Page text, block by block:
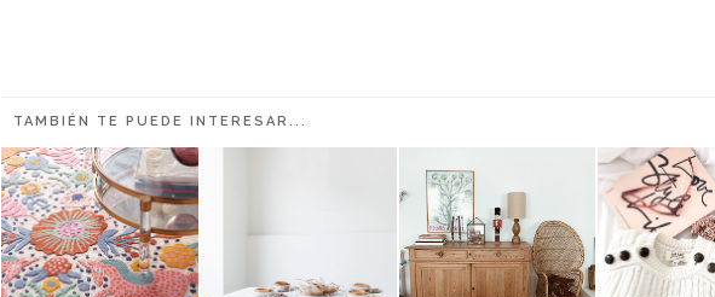
TAMBIÉN TE PUEDE INTERESAR...